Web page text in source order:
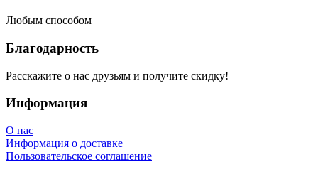
Любым способом
Благодарность
Расскажите о нас друзьям и получите скидку!
Информация
О нас
Информация о доставке
Пользовательское соглашение